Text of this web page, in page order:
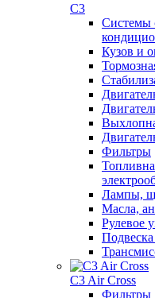
C3
Системы
Кузов и
Фильтры
Лампы,
Масла,
Рулевое
C3 Air Cross
Фильтры